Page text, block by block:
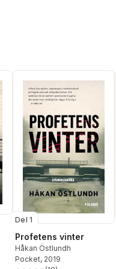
röster:
Del 1
Profetens vinter
Håkan Östlundh
Pocket, 2019